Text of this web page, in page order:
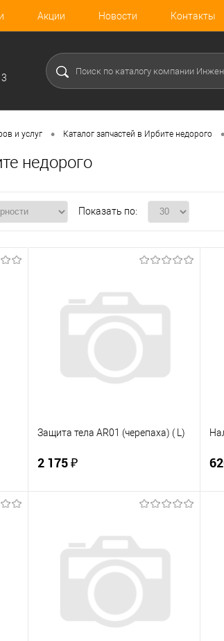
Акции Новости Контакты
и услуг • Каталог запчастей в Ирбите недорого •
недорого
Показать по:
Защита тела AR01 (черепаха) ( L)
2 175 ₽
Купить в 1 клик
К сравнению
В избранное
Под заказ